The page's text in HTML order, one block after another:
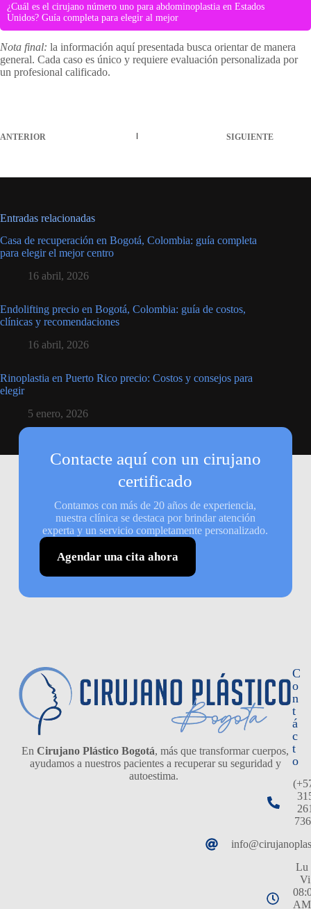
¿Cuál es el cirujano número uno para abdominoplastia en Estados
Unidos? Guía completa para elegir al mejor
Nota final: la información aquí presentada busca orientar de manera
general. Cada caso es único y requiere evaluación personalizada por
un profesional calificado.
ANTERIOR SIGUIENTE
Entradas relacionadas
Casa de recuperación en Bogotá, Colombia: guía completa
para elegir el mejor centro
16 abril, 2026
Endolifting precio en Bogotá, Colombia: guía de costos,
clínicas y recomendaciones
16 abril, 2026
Rinoplastia en Puerto Rico precio: Costos y consejos para
elegir
5 enero, 2026
Contacte aquí con un cirujano
certificado
Contamos con más de 20 años de experiencia,
nuestra clínica se destaca por brindar atención
experta y un servicio completamente personalizado.
Agendar una cita ahora
En Cirujano Plástico Bogotá, más que transformar cuerpos,
ayudamos a nuestros pacientes a recuperar su seguridad y
autoestima.
C
o
n
t
á
c
t
o
Lu
Vi